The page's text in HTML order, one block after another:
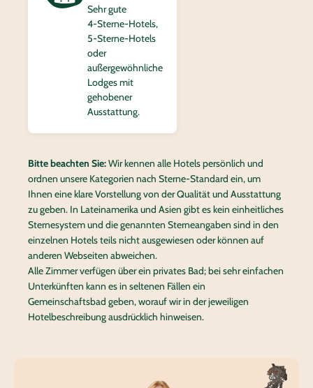
Sehr gute
4‑Sterne-Hotels,
5‑Sterne-Hotels
oder
außergewöhnliche
Lodges mit
gehobener
Ausstattung.
Bitte beachten Sie:Wir kennen alle Hotels persönlich und
ordnen unsere Kategorien nach Sterne-Standard ein, um
Ihnen eine klare Vorstellung von der Qualität und Ausstattung
zu geben. In Lateinamerika und Asien gibt es kein einheitliches
Sternesystem und die genannten Sterneangaben sind in den
einzelnen Hotels teils nicht ausgewiesen oder können auf
anderen Webseiten abweichen.
Alle Zimmer verfügen über ein privates Bad; bei sehr einfachen
Unterkünften kann es in seltenen Fällen ein
Gemeinschaftsbad geben, worauf wir in der jeweiligen
Hotelbeschreibung ausdrücklich hinweisen.